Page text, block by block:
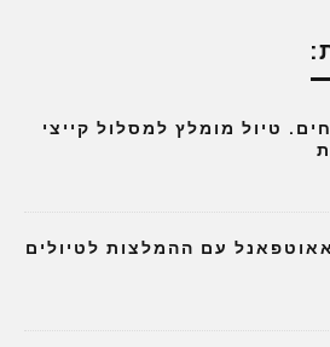
טיול מומלץ למסלול קייצי
עם ההמלצות לטיולים